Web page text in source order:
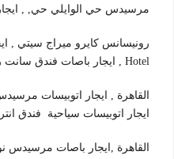
مرسيدس حي الوايلي حي, ,
Hotel , ايجار باصات فندق سانت ريجيس الماسة،
ايجار اتوبيسات سياحية فندق
القاهرة ,ايجار باصات مرسيدس